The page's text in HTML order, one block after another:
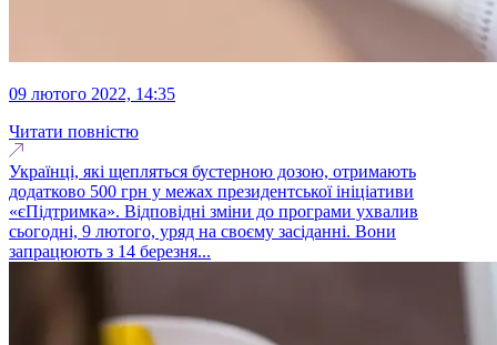
09 лютого 2022, 14:35
Читати повністю
Українці, які щепляться бустерною дозою, отримають
додатково 500 грн у межах президентської ініціативи
«єПідтримка». Відповідні зміни до програми ухвалив
сьогодні, 9 лютого, уряд на своєму засіданні. Вони
запрацюють з 14 березня...